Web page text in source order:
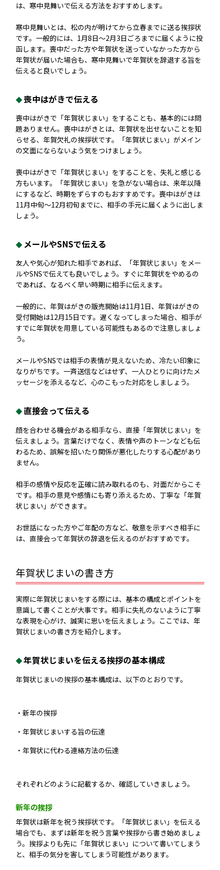
は、寒中見舞いで伝える方法をおすすめします。
寒中見舞いとは、松の内が明けてから立春までに送る挨拶状
です。一般的には、1月8日〜2月3日ごろまでに届くように投
函します。喪中だった方や年賀状を送っていなかった方から
年賀状が届いた場合も、寒中見舞いで年賀状を辞退する旨を
伝えると良いでしょう。
喪中はがきで伝える
喪中はがきで「年賀状じまい」をすることも、基本的には問
題ありません。喪中はがきとは、年賀状を出せないことを知
らせる、年賀欠礼の挨拶状です。「年賀状じまい」がメイン
の文面にならないよう気をつけましょう。
喪中はがきで「年賀状じまい」をすることを、失礼と感じる
方もいます。「年賀状じまい」を急がない場合は、来年以降
にするなど、時期をずらすのもおすすめです。喪中はがきは
11月中旬〜12月初旬までに、相手の手元に届くように出しま
しょう。
メールやSNSで伝える
友人や気心が知れた相手であれば、「年賀状じまい」をメー
ルやSNSで伝えても良いでしょう。すぐに年賀状をやめるの
であれば、なるべく早い時期に相手に伝えます。
一般的に、年賀はがきの販売開始は11月1日、年賀はがきの
受付開始は12月15日です。遅くなってしまった場合、相手が
すでに年賀状を用意している可能性もあるので注意しましょ
う。
メールやSNSでは相手の表情が見えないため、冷たい印象に
なりがちです。一斉送信などはせず、一人ひとりに向けたメ
ッセージを添えるなど、心のこもった対応をしましょう。
直接会って伝える
顔を合わせる機会がある相手なら、直接「年賀状じまい」を
伝えましょう。言葉だけでなく、表情や声のトーンなども伝
わるため、誤解を招いたり関係が悪化したりする心配があり
ません。
相手の感情や反応を正確に読み取れるのも、対面だからこそ
です。相手の意見や感情にも寄り添えるため、丁寧な「年賀
状じまい」ができます。
お世話になった方やご年配の方など、敬意を示すべき相手に
は、直接会って年賀状の辞退を伝えるのがおすすめです。
年賀状じまいの書き方
実際に年賀状じまいをする際には、基本の構成とポイントを
意識して書くことが大事です。相手に失礼のないように丁寧
な表現を心がけ、誠実に思いを伝えましょう。ここでは、年
賀状じまいの書き方を紹介します。
年賀状じまいを伝える挨拶の基本構成
年賀状じまいの挨拶の基本構成は、以下のとおりです。
新年の挨拶
年賀状じまいする旨の伝達
年賀状に代わる連絡方法の伝達
それぞれどのように記載するか、確認していきましょう。
新年の挨拶
年賀状は新年を祝う挨拶状です。「年賀状じまい」を伝える
場合でも、まずは新年を祝う言葉や挨拶から書き始めましょ
う。挨拶よりも先に「年賀状じまい」について書いてしまう
と、相手の気分を害してしまう可能性があります。